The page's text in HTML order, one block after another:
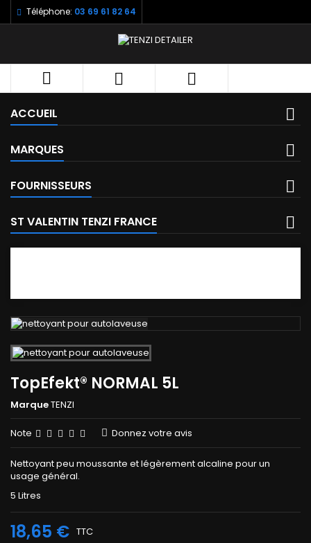
Téléphone: 03 69 61 82 64
  
ACCUEIL
MARQUES
FOURNISSEURS
ST VALENTIN TENZI FRANCE
TopEfekt® NORMAL 5L
MarqueTENZI
Note Donnez votre avis
Nettoyant peu moussante et légèrement alcaline pour un
usage général.
5 Litres
18,65 € TTC